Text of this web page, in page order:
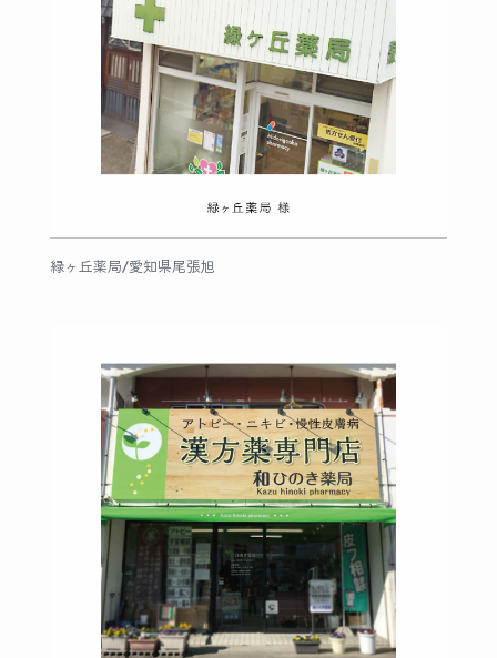
緑ヶ丘薬局/愛知県尾張旭